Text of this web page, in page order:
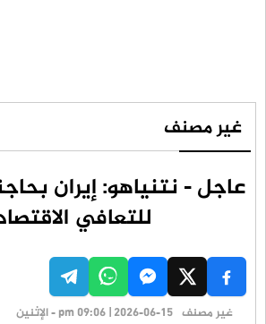
غير مصنف
عاجل - نتنياهو: إيران
للتعافي
غير مصنف pm 09:06 | 2026-06-15 - الإثنين